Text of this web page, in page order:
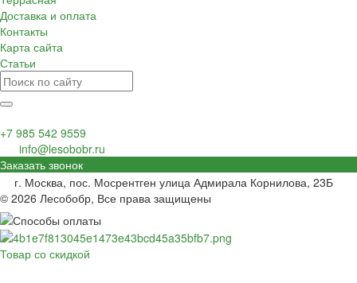
Доставка и оплата
Контакты
Карта сайта
Статьи
+7 985 542 9559
info@lesobobr.ru
Заказать звонок
г. Москва, пос. Мосрентген улица Адмирала Корнилова, 23Б
© 2026 Лесобобр, Все права защищены
Товар со скидкой